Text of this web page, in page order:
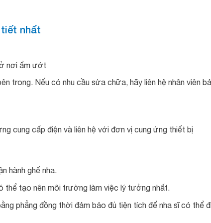
nhất
nơi ẩm ướt
trong. Nếu có nhu cầu sửa chữa, hãy liên hệ nhân viên
cung cấp điện và liên hệ với đơn vị cung ứng thiết bị
hành ghế nha.
tạo nên môi trường làm việc lý tưởng nhất.
phẳng đồng thời đảm bảo đủ tiện tích để nha sĩ có thể